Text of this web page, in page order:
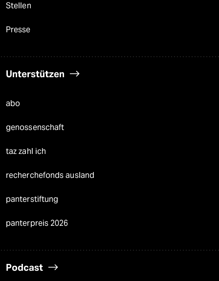
Stellen
Presse
Unterstützen
abo
genossenschaft
taz zahl ich
recherchefonds ausland
panterstiftung
panterpreis 2026
Podcast